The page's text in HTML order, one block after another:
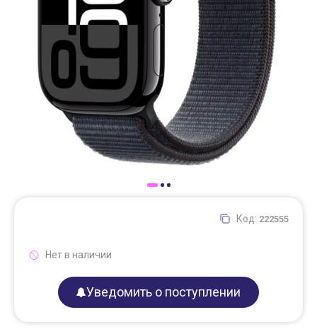
Доставка
Самовывоз
Trade-In
Код: 222555
Нет в наличии
Уведомить о поступлении